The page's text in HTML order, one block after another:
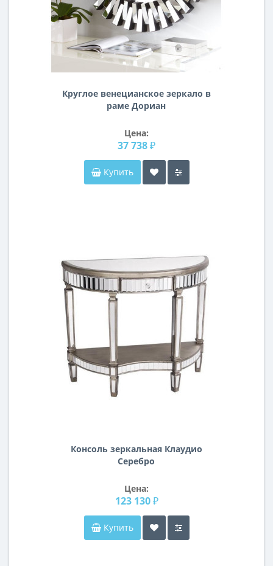
Круглое венецианское зеркало в
раме Дориан
Цена:
37 738 ₽
Купить
Консоль зеркальная Клаудио
Серебро
Цена:
123 130 ₽
Купить